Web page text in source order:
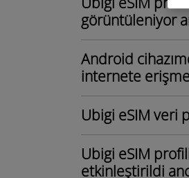
görüntüleniyor
Android
internete
Ubigi eSIM veri
Ubigi eSIM
etkinleştirildi